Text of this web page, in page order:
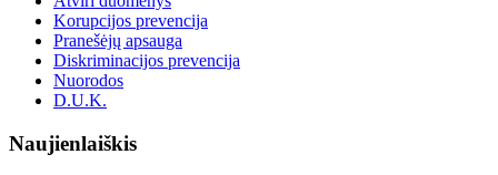
Korupcijos prevencija
Pranešėjų apsauga
Diskriminacijos prevencija
Nuorodos
D.U.K.
Naujienlaiškis